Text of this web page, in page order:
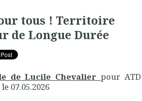
tous ! Territoire
de Longue Durée
de Lucile Chevalierpour ATD
07.05.2026